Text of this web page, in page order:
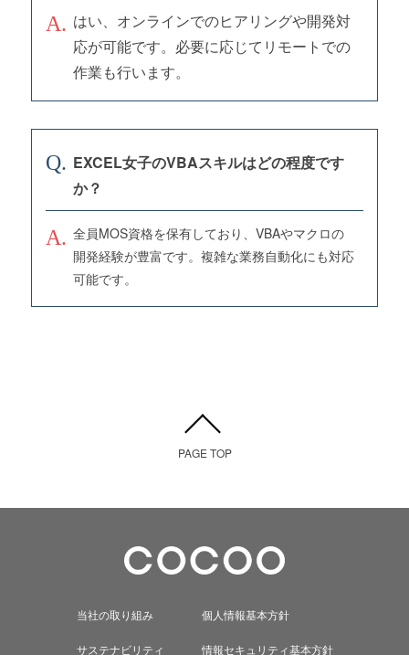
はい、オンラインでのヒアリングや開発対
応が可能です。必要に応じてリモートでの
作業も行います。
EXCEL女子のVBAスキルはどの程度です
か？
全員MOS資格を保有しており、VBAやマクロの
開発経験が豊富です。複雑な業務自動化にも対応
可能です。
PAGE TOP
当社の取り組み
サステナビリティ
個人情報基本方針
情報セキュリティ基本方針